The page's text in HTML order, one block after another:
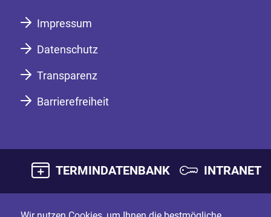
Impressum
Datenschutz
Transparenz
Barrierefreiheit
TERMINDATENBANK INTRANET